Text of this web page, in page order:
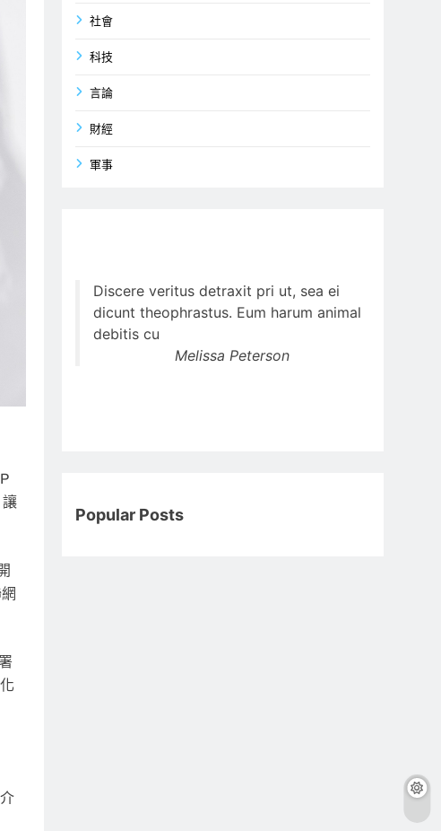
社會
科技
言論
財經
軍事
Discere veritus detraxit pri ut, sea ei
dicunt theophrastus. Eum harum animal
debitis cu
Melissa Peterson
Popular Posts